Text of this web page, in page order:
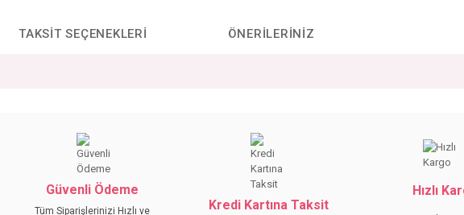
TAKSIT SEÇENEKLERI ÖNERILERINIZ
Güvenli Ödeme
Tüm Siparişlerinizi Hızlı ve
Kredi Kartına Taksit
Hızlı